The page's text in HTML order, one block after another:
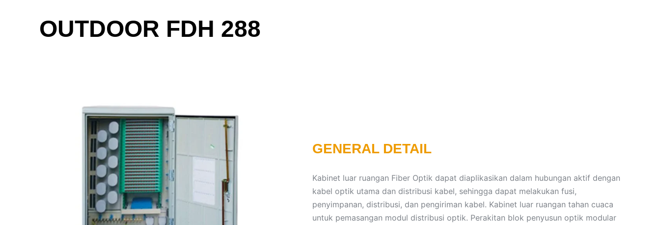
OUTDOOR FDH 288
GENERAL DETAIL
Kabinet luar ruangan Fiber Optik dapat diaplikasikan dalam hubungan aktif dengan
kabel optik utama dan distribusi kabel, sehingga dapat melakukan fusi,
penyimpanan, distribusi, dan pengiriman kabel. Kabinet luar ruangan tahan cuaca
untuk pemasangan modul distribusi optik. Perakitan blok penyusun optik modular